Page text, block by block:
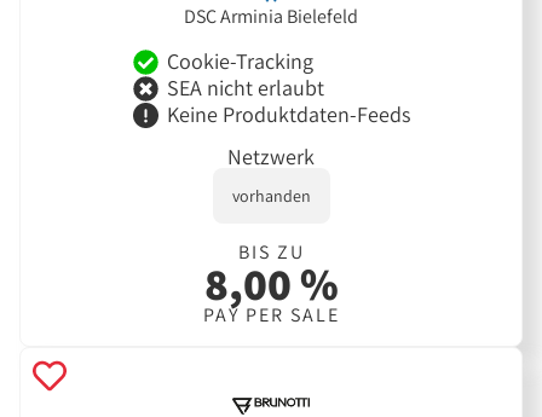
DSC Arminia Bielefeld
Cookie-Tracking
SEA nicht erlaubt
Keine Produktdaten-Feeds
Netzwerk
vorhanden
BIS ZU
8,00 %
PAY PER SALE